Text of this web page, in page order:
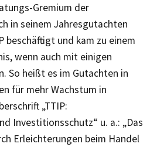
Gremium der
in seinem Jahresgutachten
beschäftigt und kam zu einem
wenn auch mit einigen
So heißt es im Gutachten in
für mehr Wachstum in
„TTIP:
Investitionsschutz“ u. a.: „Das
Erleichterungen beim Handel